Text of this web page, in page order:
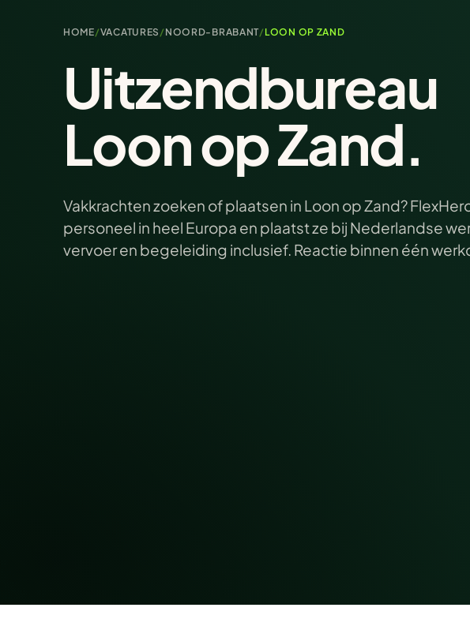
HOME/VACATURES / NOORD-BRABANT/ LOON OP ZAND
Uitzendbureau
Loon op Zand.
Vakkrachten zoeken of plaatsen in Loon op Zand?
personeel in heel Europa en plaatst ze bij Nederlandse
vervoer en begeleiding inclusief. Reactie binnen één